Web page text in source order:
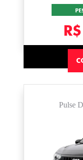
Pulse